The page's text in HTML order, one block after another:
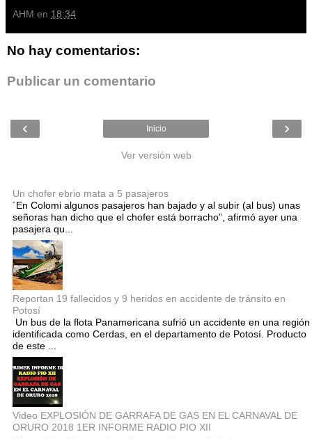
AHM en 18:34
No hay comentarios:
Publicar un comentario
‹ ›
Inicio
Ver versión web
Un chofer ebrio mata a 5 pasajeros
´En Colomi algunos pasajeros han bajado y al subir (al bus) unas
señoras han dicho que el chofer está borracho”, afirmó ayer una
pasajera qu...
Reportan 19 fallecidos y 9 heridos en accidente de tránsito en
Potosí
Un bus de la flota Panamericana sufrió un accidente en una región
identificada como Cerdas, en el departamento de Potosí. Producto
de este ...
Video EXPLOSIÓN DE GARRAFA DE GAS EN EL CARNAVAL DE
ORURO 2018 1ER INFORME RADIO PIO XII